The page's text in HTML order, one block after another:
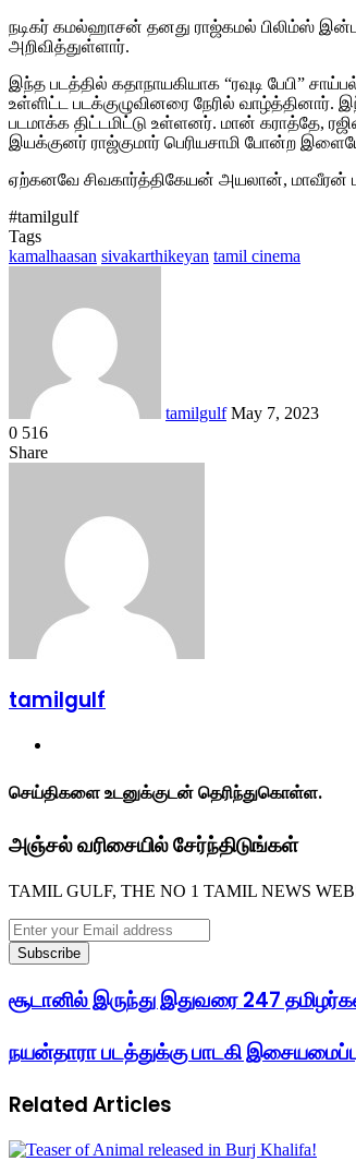
நடிகர் கமல்ஹாசன் தனது ராஜ்கமல் பிலிம்ஸ்
அறிவித்துள்ளார்.
இந்த படத்தில் கதாநாயகியாக “ரவுடி பேபி”
உள்ளிட்ட படக்குழுவினரை நேரில் வாழ்த்தினார்.
படமாக்க திட்டமிட்டு உள்ளனர். மான் கராத்தே,
இயக்குனர் ராஜ்குமார் பெரியசாமி போன்ற
ஏற்கனவே சிவகார்த்திகேயன் அயலான், மாவீரன்
#tamilgulf
Tags
kamalhaasan sivakarthikeyan tamil cinema
tamilgulf May 7, 2023
0 516
Facebook
Twitter
LinkedIn
Tumblr
Pinterest
Reddit
VKontakte
Odnoklassniki
Pocket
Share
tamilgulf
செய்திகளை உடனுக்குடன் தெரிந்துகொள்ள.
அஞ்சல் வரிசையில் சேர்ந்திடுங்கள்
TAMIL GULF, THE NO 1 TAMIL NEWS
Enter
your
Email
சூடானில் இருந்து இதுவரை 247
நயன்தாரா படத்துக்கு பாடகி
Related Articles